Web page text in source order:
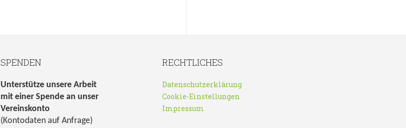
SPENDEN
Unterstütze unsere Arbeit
mit einer Spende an unser
Vereinskonto
(Kontodaten auf Anfrage)
RECHTLICHES
Datenschutzerklärung
Cookie-Einstellungen
Impressum